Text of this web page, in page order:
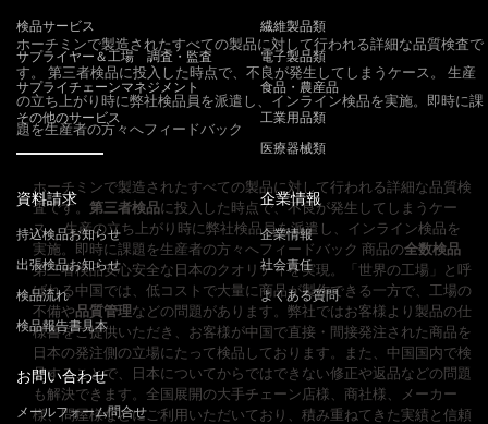
ホーチミンで製造されたすべての製品に対して行われる詳細な品質検査で
す。 第三者検品に投入した時点で、不良が発生してしまうケース。 生産
の立ち上がり時に弊社検品員を派遣し、インライン検品を実施。即時に課
題を生産者の方々へフィードバック
ホーチミンで製造されたすべての製品に対して行われる詳細な品質検
査です。 第三者検品に投入した時点で、不良が発生してしまうケー
ス。 生産の立ち上がり時に弊社検品員を派遣し、インライン検品を
実施。即時に課題を生産者の方々へフィードバック 商品の全数検品
第三者検品安心安全な日本のクオリティを実現。「世界の工場」と呼
ばれる中国では、低コストで大量に商品が製作できる一方で、工場の
不備や品質管理などの問題があります。弊社ではお客様より製品の仕
様書をご提供いただき、お客様が中国で直接・間接発注された商品を
日本の発注側の立場にたって検品しております。また、中国国内で検
品することで、日本についてからではできない修正や返品などの問題
も解決できます。全国展開の大手チェーン店様、商社様、メーカー
様、問屋様などにご利用いただいており、積み重ねてきた実績と信頼
検品サービス
サプライヤー＆工場 調査・監査
サプライチェーンマネジメント
その他のサービス
繊維製品類
電子製品類
食品・農産品
工業用品類
医療器械類
資料請求
持込検品お知らせ
出張検品お知らせ
検品流れ
検品報告書見本
企業情報
企業情報
社会責任
よくある質問
お問い合わせ
メールフォーム問合せ